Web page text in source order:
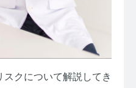
クについて解説してき